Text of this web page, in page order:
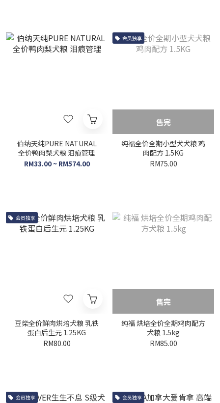
伯纳天纯PURE NATURAL
全价鸭肉梨犬粮 泪痕管理
RM33.00 ~ RM574.00
会员独享
售完
纯福全价全期小型犬犬粮 鸡
肉配方 1.5KG
RM75.00
会员独享
豆柴全价鲜肉烘培犬粮 乳铁
蛋白后生元 1.25KG
RM80.00
售完
纯福 烘培全价全期鸡肉配方
犬粮 1.5kg
RM85.00
会员独享 会员独享